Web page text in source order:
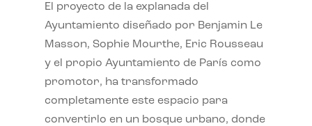
El proyecto de la explanada del
Ayuntamiento diseñado por Benjamin Le
Masson, Sophie Mourthe, Eric Rousseau
y el propio Ayuntamiento de París como
promotor, ha transformado
completamente este espacio para
convertirlo en un bosque urbano, donde